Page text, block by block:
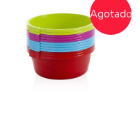
Agotado